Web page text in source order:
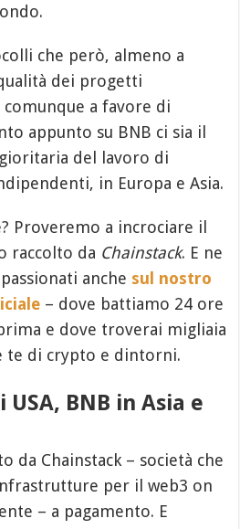
che però, almeno a
dei progetti
a favore di
appunto su BNB ci sia il
del lavoro di
in Europa e Asia.
Proveremo a incrociare il
raccolto da Chainstack. E ne
anche sul nostro
– dove battiamo 24 ore
e dove troverai migliaia
te di crypto e dintorni.
BNB in Asia e
da Chainstack – società che
per il web3 on
– a pagamento. E